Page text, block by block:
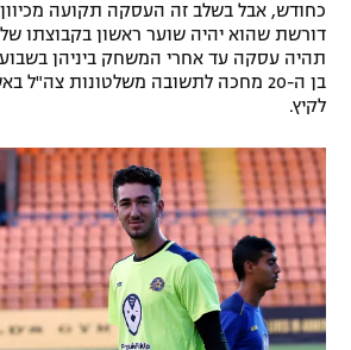
לוח דרושים – ג'ובנט
תגיות
המגזין
כחודש, אבל בשלב זה העסקה תקועה
דורשת שהוא יהיה שוער ראשון בקבוצתו של
תהיה עסקה עד אחרי המשחק ביניהן
בן ה-20 מחכה לתשובה משלטונות צה"ל
לקיץ.